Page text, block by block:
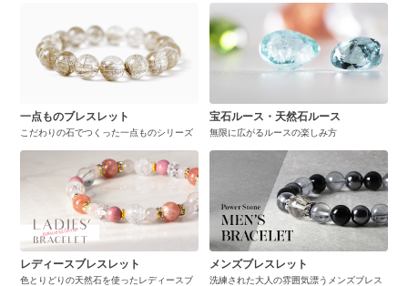
一点ものブレスレット
こだわりの石でつくった一点ものシリーズ
宝石ルース・天然石ルース
無限に広がるルースの楽しみ方
レディースブレスレット
色とりどりの天然石を使ったレディースブ
メンズブレスレット
洗練された大人の雰囲気漂うメンズブレス